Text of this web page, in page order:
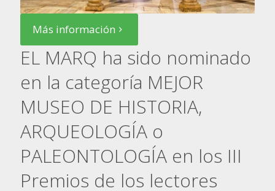
Más información
EL MARQ ha sido nominado
en la categoría MEJOR
MUSEO DE HISTORIA,
ARQUEOLOGÍA o
PALEONTOLOGÍA en los III
Premios de los lectores